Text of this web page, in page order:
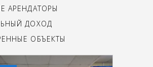
Южный блок
АРЕНДАТОРЫ
ДОХОД
ОБЪЕКТЫ